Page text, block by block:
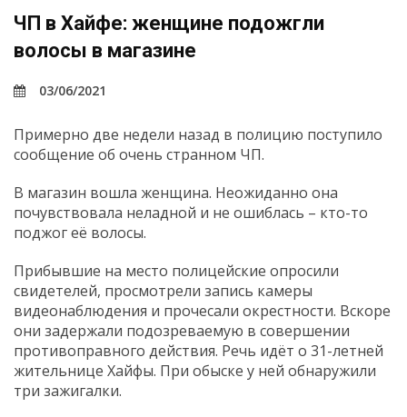
ЧП в Хайфе: женщине подожгли
волосы в магазине
03/06/2021
Примерно две недели назад в полицию поступило
сообщение об очень странном ЧП.
В магазин вошла женщина. Неожиданно она
почувствовала неладной и не ошиблась – кто-то
поджог её волосы.
Прибывшие на место полицейские опросили
свидетелей, просмотрели запись камеры
видеонаблюдения и прочесали окрестности. Вскоре
они задержали подозреваемую в совершении
противоправного действия. Речь идёт о 31-летней
жительнице Хайфы. При обыске у ней обнаружили
три зажигалки.